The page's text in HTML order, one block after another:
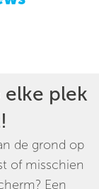
elke plek
de grond op
of misschien
Een